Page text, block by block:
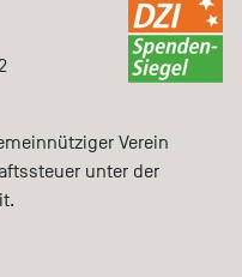
Verein
unter der